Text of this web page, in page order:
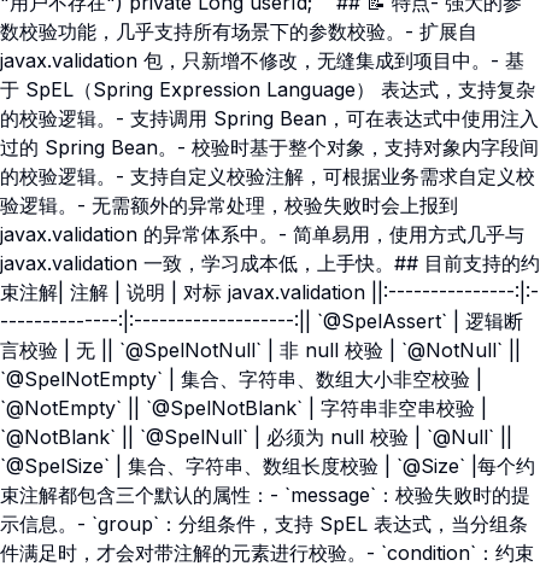
数校验功能，几乎支持所有场景下的参数校验。- 扩展自
javax.validation 包，只新增不修改，无缝集成到项目中。- 基
于 SpEL（Spring Expression Language） 表达式，支持复杂
的校验逻辑。- 支持调用 Spring Bean，可在表达式中使用注入
过的 Spring Bean。- 校验时基于整个对象，支持对象内字段间
的校验逻辑。- 支持自定义校验注解，可根据业务需求自定义校
验逻辑。- 无需额外的异常处理，校验失败时会上报到
javax.validation 的异常体系中。- 简单易用，使用方式几乎与
javax.validation 一致，学习成本低，上手快。## 目前支持的约
束注解| 注解 | 说明 | 对标 javax.validation ||:---------------:|:-
--------------:|:-------------------:|| `@SpelAssert` | 逻辑断
言校验 | 无 || `@SpelNotNull` | 非 null 校验 | `@NotNull` ||
`@SpelNotEmpty` | 集合、字符串、数组大小非空校验 |
`@NotEmpty` || `@SpelNotBlank` | 字符串非空串校验 |
`@NotBlank` || `@SpelNull` | 必须为 null 校验 | `@Null` ||
`@SpelSize` | 集合、字符串、数组长度校验 | `@Size` |每个约
束注解都包含三个默认的属性：- `message`：校验失败时的提
示信息。- `group`：分组条件，支持 SpEL 表达式，当分组条
件满足时，才会对带注解的元素进行校验。- `condition`：约束